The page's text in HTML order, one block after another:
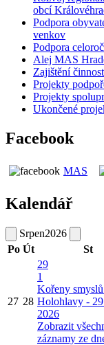
obcí
Podpora
venkov
Podpora
Alej MAS
Zajištění
Projekty
Projekty
Ukončené
Facebook
MAS
Kalendář
Srpen2026
Po Út St
27 28
29
1
Kořeny
Holohlavy -
2026
Zobrazit
záznamy ze